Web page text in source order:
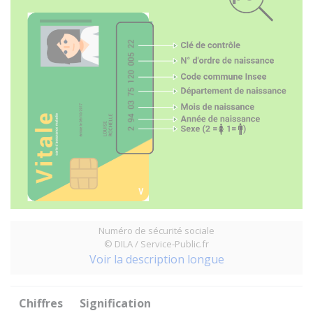
Numéro de sécurité sociale
© DILA / Service-Public.fr
Voir la description longue
Chiffres Signification